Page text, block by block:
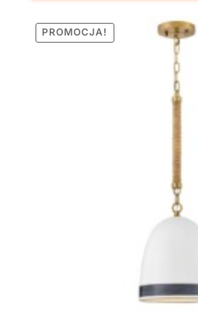
PROMOCJA!